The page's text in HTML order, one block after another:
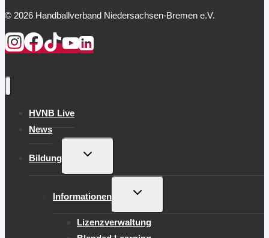
© 2026 Handballverband Niedersachsen-Bremen e.V.
HVNB Live
News
Bildung
UNTERMENÜ
Informationen
UNTERMENÜ
Lizenzverwaltung